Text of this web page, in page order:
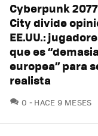
Cyberpunk
City divide
EE.UU.:
que es
europea” para
realista
0 COMENTARIOS
HACE 9 MESES